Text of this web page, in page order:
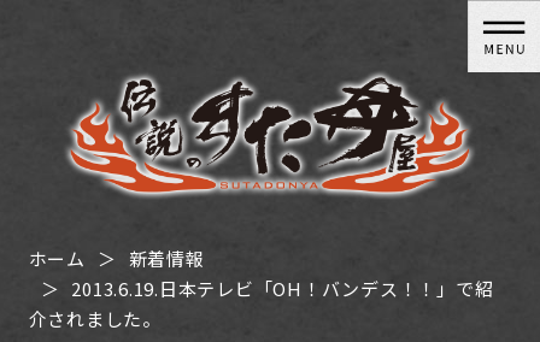
ホーム
新着情報
2013.6.19.日本テレビ「OH！バンデス！！」で紹
介されました。